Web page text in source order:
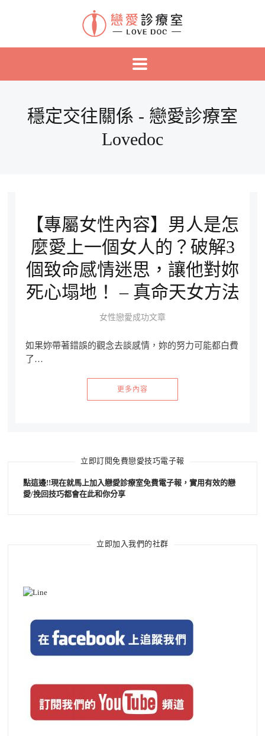
穩定交往關係 - 戀愛診療室
Lovedoc
【專屬女性內容】男人是怎
麼愛上一個女人的？破解3
個致命感情迷思，讓他對妳
死心塌地！ – 真命天女方法
女性戀愛成功文章
如果妳帶著錯誤的觀念去談感情，妳的努力可能都白費
了…
更多內容
立即訂閱免費戀愛技巧電子報
點這邊!!現在就馬上加入戀愛診療室免費電子報，實用有效的戀
愛/挽回技巧都會在此和你分享
立即加入我們的社群